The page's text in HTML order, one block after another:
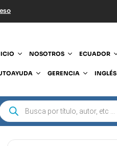
NOSOTROS ECUADOR
GERENCIA INGLÉS